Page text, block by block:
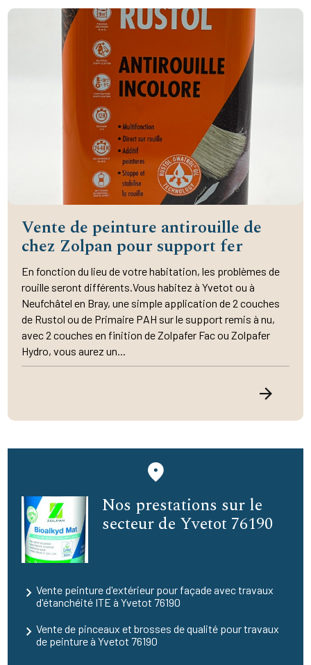
Vente de peinture antirouille de
chez Zolpan pour support fer
En fonction du lieu de votre habitation, les problèmes de
rouille seront différents.Vous habitez à Yvetot ou à
Neufchâtel en Bray, une simple application de 2 couches
de Rustol ou de Primaire PAH sur le support remis à nu,
avec 2 couches en finition de Zolpafer Fac ou Zolpafer
Hydro, vous aurez un...
Nos prestations sur le
secteur de Yvetot 76190
Vente peinture d'extérieur pour façade avec travaux
d'étanchéité ITE à Yvetot 76190
Vente de pinceaux et brosses de qualité pour travaux
de peinture à Yvetot 76190